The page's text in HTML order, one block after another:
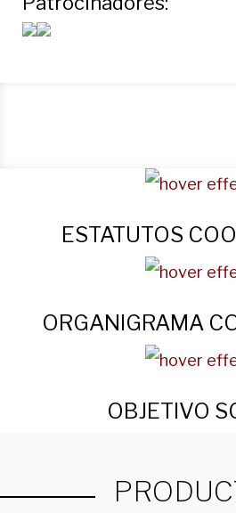
ESTATUTOS
ORGANIGRAMA
OBJETIVO